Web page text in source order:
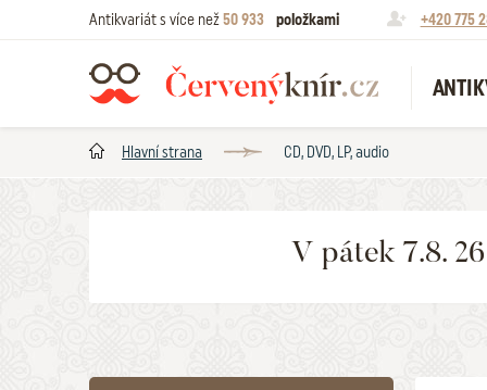
Antikvariát s více než50 933 položkami +420 775
Hlavní strana CD, DVD, LP, audio
V pátek 7.8.